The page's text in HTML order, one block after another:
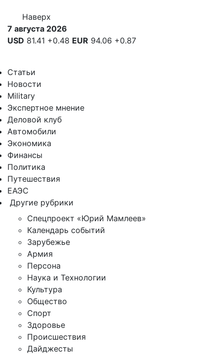
Наверх
7 августа 2026
USD 81.41 +0.48 EUR 94.06 +0.87
Статьи
Новости
Military
Экспертное мнение
Деловой клуб
Автомобили
Экономика
Финансы
Политика
Путешествия
ЕАЭС
Другие рубрики
Спецпроект «Юрий Мамлеев»
Календарь событий
Зарубежье
Армия
Персона
Наука и Технологии
Культура
Общество
Спорт
Здоровье
Происшествия
Дайджесты